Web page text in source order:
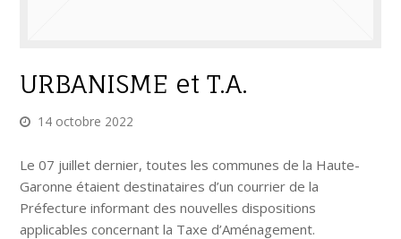
URBANISME et T.A.
14 octobre 2022
Le 07 juillet dernier, toutes les communes de la Haute-
Garonne étaient destinataires d’un courrier de la
Préfecture informant des nouvelles dispositions
applicables concernant la Taxe d’Aménagement.